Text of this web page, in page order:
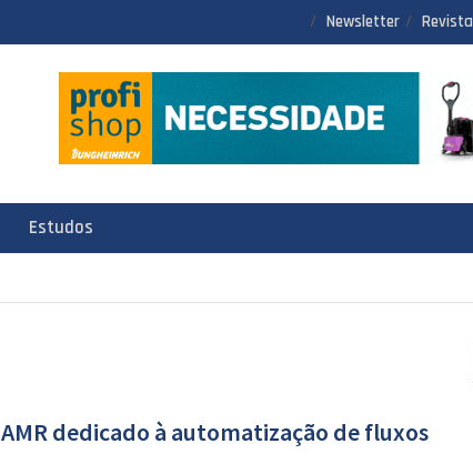
Newsletter Revista
Estudos
dedicado à automatização de fluxos